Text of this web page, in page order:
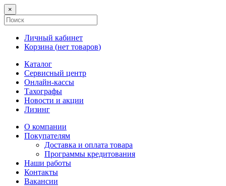
×
Личный кабинет
Корзина (нет товаров)
Каталог
Сервисный центр
Онлайн-кассы
Тахографы
Новости и акции
Лизинг
О компании
Покупателям
Доставка и оплата товара
Программы кредитования
Наши работы
Контакты
Вакансии